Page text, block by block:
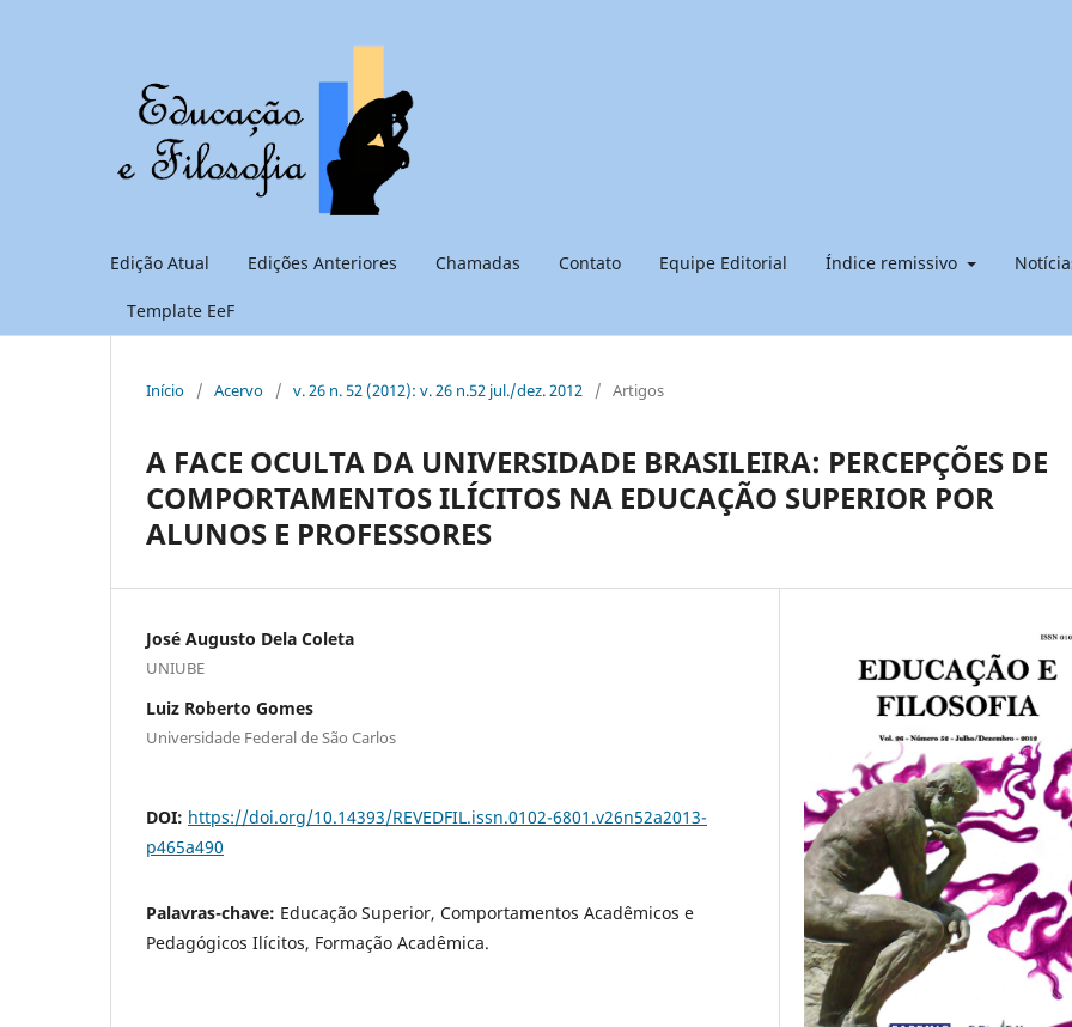
Edição Atual Edições Anteriores Chamadas Contato Equipe Editorial Índice remissivo
Template EeF
Início / Acervo / v. 26 n. 52 (2012): v. 26 n.52 jul./dez. 2012 / Artigos
A FACE OCULTA DA UNIVERSIDADE BRASILEIRA: PERCEPÇÕES DE
COMPORTAMENTOS ILÍCITOS NA EDUCAÇÃO SUPERIOR POR
ALUNOS E PROFESSORES
José Augusto Dela Coleta
UNIUBE
Luiz Roberto Gomes
Universidade Federal de São Carlos
DOI: https://doi.org/10.14393/REVEDFIL.issn.0102-6801.v26n52a2013-
p465a490
Palavras-chave: Educação Superior, Comportamentos Acadêmicos e
Pedagógicos Ilícitos, Formação Acadêmica.